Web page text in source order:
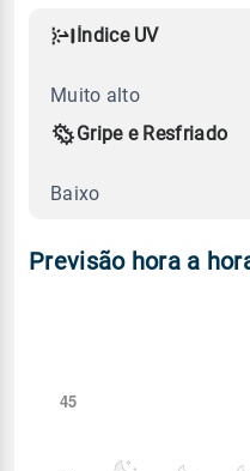
Índice UV
Muito alto
Gripe e Resfriado
Baixo
Previsão hora a